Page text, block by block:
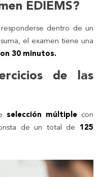
EDIEMS?
dentro de un
el examen tiene una
30 minutos.
de las
selección múltiple con
de un total de 125